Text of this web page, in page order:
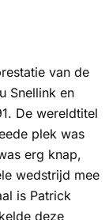
van de
Snellink en
De wereldtitel
plek was
erg knap,
wedstrijd mee
is Patrick
deze